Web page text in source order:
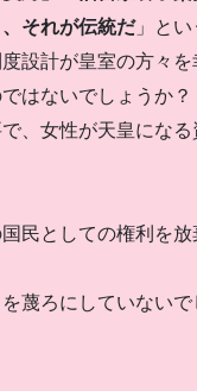
それが伝統だ」とい
設計が皇室の方々
はないでしょうか？
、女性が天皇にな
民としての権利を
蔑ろにしていないで